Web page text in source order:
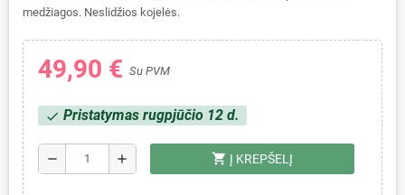
medžiagos. Neslidžios kojelės.
49,90 € Su PVM
check Pristatymas rugpjūčio 12 d.
remove add shopping_cart Į KREPŠELĮ